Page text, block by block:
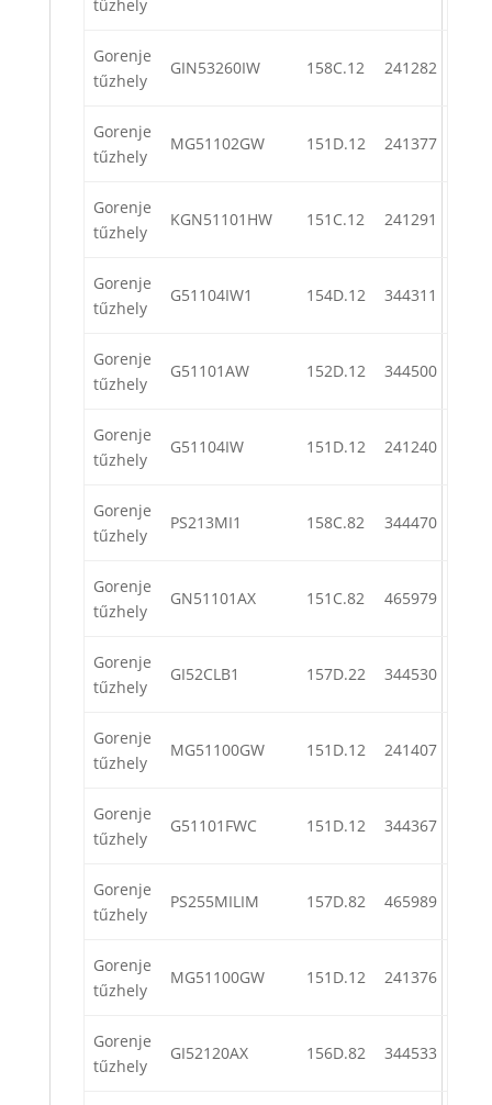
tűzhely
Gorenje
tűzhely
GIN53260IW 158C.12 241282
Gorenje
tűzhely
MG51102GW 151D.12 241377
Gorenje
tűzhely
KGN51101HW 151C.12 241291
Gorenje
tűzhely
G51104IW1 154D.12 344311
Gorenje
tűzhely
G51101AW 152D.12 344500
Gorenje
tűzhely
G51104IW 151D.12 241240
Gorenje
tűzhely
PS213MI1 158C.82 344470
Gorenje
tűzhely
GN51101AX 151C.82 465979
Gorenje
tűzhely
GI52CLB1 157D.22 344530
Gorenje
tűzhely
MG51100GW 151D.12 241407
Gorenje
tűzhely
G51101FWC 151D.12 344367
Gorenje
tűzhely
PS255MILIM 157D.82 465989
Gorenje
tűzhely
MG51100GW 151D.12 241376
Gorenje
tűzhely
GI52120AX 156D.82 344533